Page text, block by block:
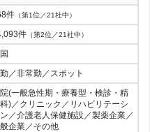
件 （第1位／21社中）
件 （第2位／21社中）
／非常勤／スポット
(一般急性期・療養型・検診・精
)／クリニック／リハビリテーシ
ン／介護老人保健施設／製薬企業／
企業／その他